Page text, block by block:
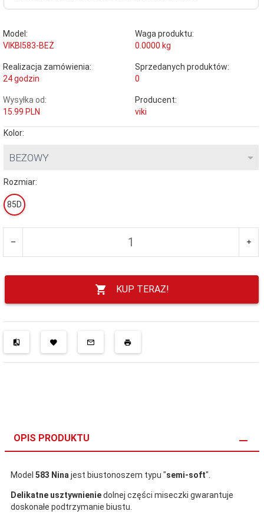
Model:
VIKBI583-BEŻ
Waga produktu:
0.0000 kg
Realizacja zamówienia:
24 godzin
Sprzedanych produktów:
0
Wysyłka od:
15.99 PLN
Producent:
viki
Kolor:
BEŻOWY
Rozmiar:
85D
KUP TERAZ!
OPIS PRODUKTU
Model 583 Nina jest biustonoszem typu "semi-soft".
Delikatne usztywnieniedolnej części miseczki gwarantuje
doskonałe podtrzymanie biustu.